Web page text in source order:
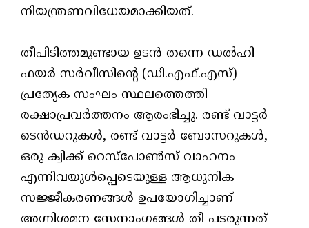
നിയന്ത്രണവിധേയമാക്കിയത്.
​തീപിടിത്തമുണ്ടായ ഉടൻ തന്നെ ഡൽഹി
ഫയർ സർവീസിന്റെ (ഡി.എഫ്.എസ്)
പ്രത്യേക സംഘം സ്ഥലത്തെത്തി
രക്ഷാപ്രവർത്തനം ആരംഭിച്ചു. രണ്ട് വാട്ടർ
ടെൻഡറുകൾ, രണ്ട് വാട്ടർ ബോസറുകൾ,
ഒരു ക്വിക്ക് റെസ്‌പോൺസ് വാഹനം
എന്നിവയുൾപ്പെടെയുള്ള ആധുനിക
സജ്ജീകരണങ്ങൾ ഉപയോഗിച്ചാണ്
അഗ്നിശമന സേനാംഗങ്ങൾ തീ പടരുന്നത്